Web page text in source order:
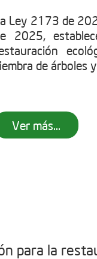
Ley 2173 de
2025,
de árboles
Ver más...
para la